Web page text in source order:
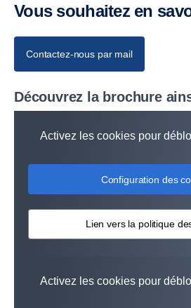
Scania Control pour
véhicules
L'offre Scania Control est
des services fondamentaux de
✓ Rapport
✓ Performances
Planification
✓ Services de
recharge
✓ Position
des
✓ Évaluation des
conducteurs
Vous souhaitez en
Contactez-nous par mail
Découvrez la brochure
Activez les cookies pour
Configuration des
Lien vers la politique
Activez les cookies pour